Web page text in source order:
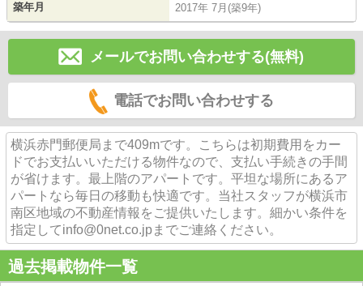
築年月 2017年 7月(築9年)
メールでお問い合わせする(無料)
電話でお問い合わせする
横浜赤門郵便局まで409mです。こちらは初期費用をカー
ドでお支払いいただける物件なので、支払い手続きの手間
が省けます。最上階のアパートです。平坦な場所にあるア
パートなら毎日の移動も快適です。当社スタッフが横浜市
南区地域の不動産情報をご提供いたします。細かい条件を
指定してinfo@0net.co.jpまでご連絡ください。
過去掲載物件一覧